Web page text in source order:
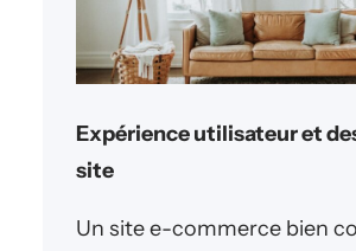
Expérience utilisateur et
site
Un site e-commerce bien